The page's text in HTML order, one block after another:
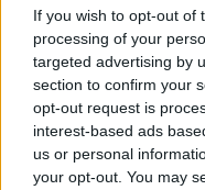
If you wish to opt-out of
processing of your
targeted advertising by
section to confirm your
opt-out request is
interest-based ads
us or personal
your opt-out. You may
Facebookon is!